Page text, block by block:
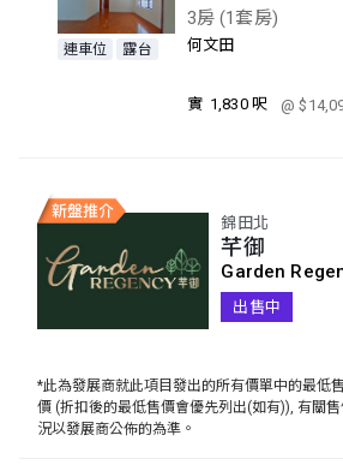
連車位 露台
3房 (1套房)
何文田
實 1,830 呎 @
錦田北
芊御
Garden
出售中
*此為發展商就此項目發出的所有價單中的最低
價 (折扣後的最低售價會優先列出(如有)), 有關
況以發展商公佈的為準。